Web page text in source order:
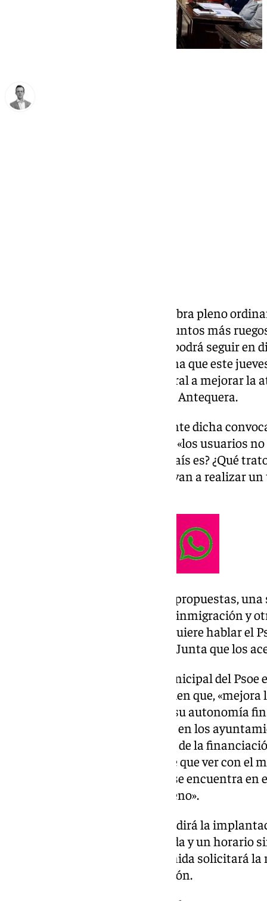
Este viernes 21 de marzo se celebra pleno
Antequera, una sesión con 16 puntos más
comienzo a las 8.30 horas, y se podrá seguir en
Entre las cuestiones a tratar, una que este
PP y que insta al Gobierno Central a mejorar
oficina de la Seguridad Social de Antequera.
El alcalde, Manolo Barón, durante dicha
muy rotundo y ha indicado que, «los usuarios
dentro de la oficina. ¿Esto qué país es? ¿Qué
ciudadana de las personas que van a realizar
El PP además, llevará otras dos propuestas,
Gobierno y Junts en materia de inmigración y
la quita sobre los que también quiere hablar el
sentido contrario, pidiendo a la Junta que los
En este sentido, el portavoz municipal del Psoe
Espejo ha señalado que entienden que,
financiera de las diputaciones, su autonomía
de manera beneficiosa también en los
paso para la futura negociación de la
presentamos, como la que tiene que ver con
autobuses en el lugar en el que se encuentra
moción que se debatirá en el pleno».
Además, el partido socialista pedirá la
a personas de movilidad reducida y un horario
en la que, también Izquierda Unida solicitará
zona canina de calle Diego Aragón.